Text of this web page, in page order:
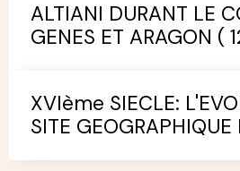
ALTIANI DURANT LE
GENES ET ARAGON (
XVIème SIECLE:
SITE GEOGRAPHIQUE